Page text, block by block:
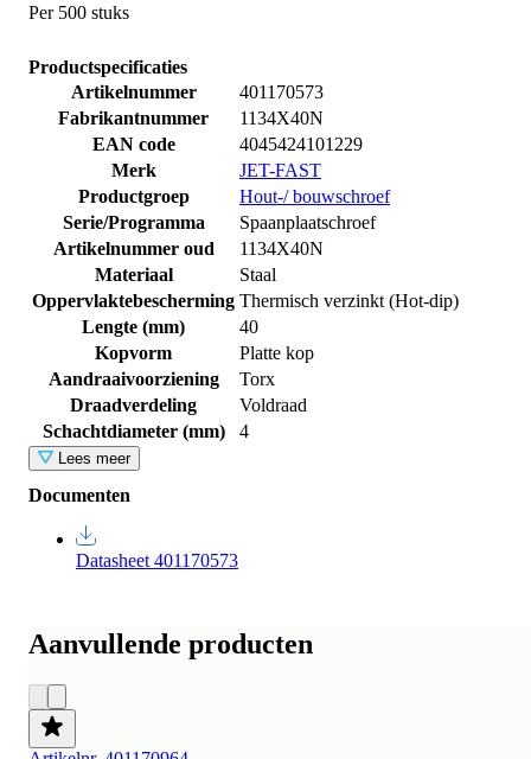
Per 500 stuks
Productspecificaties
Artikelnummer
401170573
Fabrikantnummer
1134X40N
EAN code
4045424101229
Merk
JET-FAST
Productgroep
Hout-/ bouwschroef
Serie/Programma
Spaanplaatschroef
Artikelnummer oud
1134X40N
Materiaal
Staal
Oppervlaktebescherming Thermisch verzinkt (Hot-dip)
Lengte (mm)
40
Kopvorm
Platte kop
Aandraaivoorziening
Torx
Draadverdeling
Voldraad
Schachtdiameter (mm)
4
Lees meer
Documenten
Datasheet 401170573
Aanvullende producten